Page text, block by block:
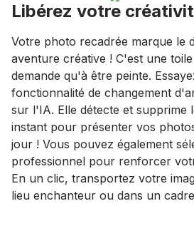
Libérez votre
Votre photo recadrée marque le
aventure créative ! C'est une
demande qu'à être peinte.
fonctionnalité de changement
sur l'IA. Elle détecte et supprime
instant pour présenter vos
jour ! Vous pouvez également
professionnel pour renforcer
En un clic, transportez votre
lieu enchanteur ou dans un